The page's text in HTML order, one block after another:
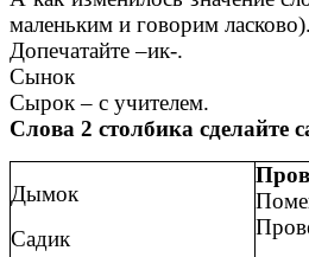
маленьким и говорим ласково).
Допечатайте –ик-.
Сынок
Сырок – с учителем.
Слова 2 столбика сделайте
Дымок
Садик